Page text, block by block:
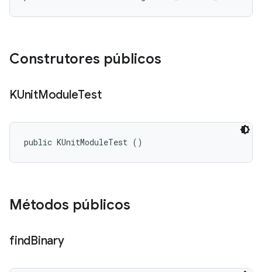
Construtores públicos
KUnitModuleTest
public KUnitModuleTest ()
Métodos públicos
findBinary